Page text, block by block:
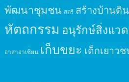
พัฒนาชุมชน สตรี สร้างบ้านดิน
หัตถกรรม อนุรักษ์สิ่งแว
อาสาอาเซียน เก็บขยะ เด็กเยาว